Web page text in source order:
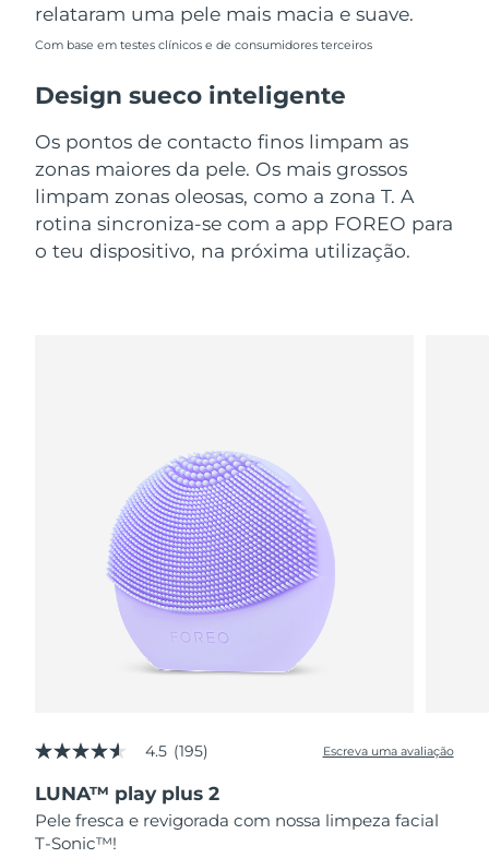
relataram uma pele mais macia e suave.
Com base em testes clínicos e de consumidores terceiros
Design sueco inteligente
Os pontos de contacto finos limpam as
zonas maiores da pele. Os mais grossos
limpam zonas oleosas, como a zona T. A
rotina sincroniza-se com a app FOREO para
o teu dispositivo, na próxima utilização.
4.5
5
estrelas,
valor
médio
4.5 (195) Escreva uma avaliação
LUNA™ play plus 2
Pele fresca e revigorada com nossa limpeza facial
T-Sonic™!